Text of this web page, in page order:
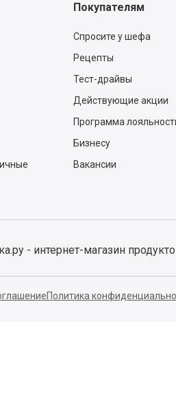
Покупателям
Спросите у шефа
Рецепты
Тест-драйвы
Действующие акции
Программа
Бизнесу
Вакансии
- интернет-магазин
Политика